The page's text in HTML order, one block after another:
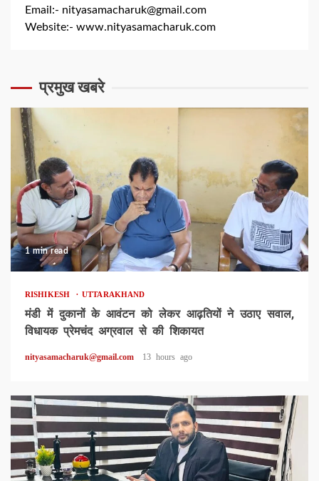
Email:- nityasamacharuk@gmail.com
Website:- www.nityasamacharuk.com
प्रमुख खबरे
1 min read
RISHIKESH UTTARAKHAND
मंडी में दुकानों के आवंटन को लेकर आढ़तियों ने उठाए सवाल,
विधायक प्रेमचंद अग्रवाल से की शिकायत
nityasamacharuk@gmail.com 13 hours ago